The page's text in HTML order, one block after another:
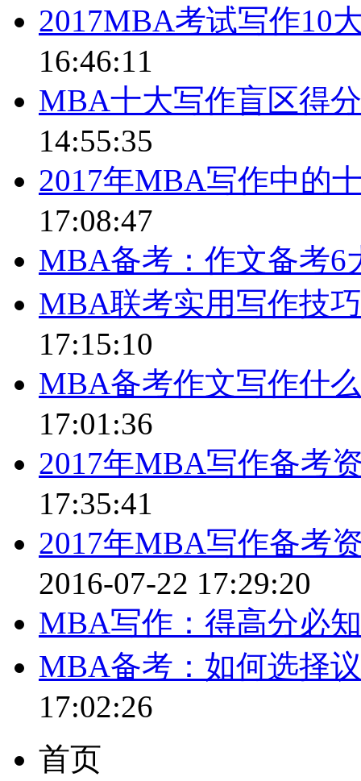
2017MBA考试写作10
16:46:11
MBA十大写作盲区得
14:55:35
2017年MBA写作中的
17:08:47
MBA备考：作文备考6
MBA联考实用写作技
17:15:10
MBA备考作文写作什
17:01:36
2017年MBA写作备考
17:35:41
2017年MBA写作备考
2016-07-22 17:29:20
MBA写作：得高分必
MBA备考：如何选择
17:02:26
首页